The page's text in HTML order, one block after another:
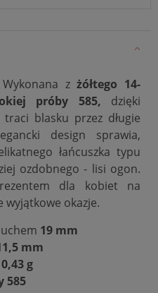
Wykonana zżółtego 14-
próby 585, dzięki
blasku przez długie
design sprawia,
łańcuszka typu
ozdobnego - lisi ogon.
dla kobiet na
okazje.
19 mm
mm
g
585